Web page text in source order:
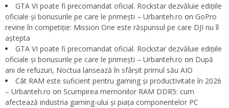
GTA VI poate fi precomandat oficial. Rockstar dezvăluie edițiile
oficiale și bonusurile pe care le primești – Urbanteh.ro on GoPro
revine în competiție: Mission One este răspunsul pe care DJI nu îl
aștepta
GTA VI poate fi precomandat oficial. Rockstar dezvăluie edițiile
oficiale și bonusurile pe care le primești – Urbanteh.ro on După
ani de refuzuri, Noctua lansează în sfârșit primul său AIO
Cât RAM este suficient pentru gaming și productivitate în 2026
– Urbanteh.ro on Scumpirea memoriilor RAM DDR5: cum
afectează industria gaming-ului și piața componentelor PC